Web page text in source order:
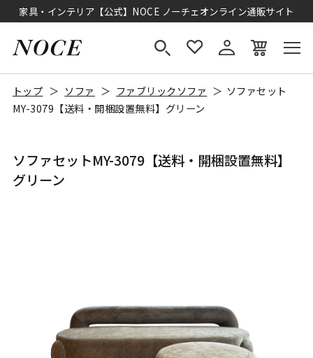
家具・インテリア【公式】NOCE ノーチェオンライン通販サイト
トップ ソファ ファブリックソファ
ソファセット
MY-3079【送料・開梱設置無料】グリーン
ソファセットMY-3079【送料・開梱設置無料】
グリーン